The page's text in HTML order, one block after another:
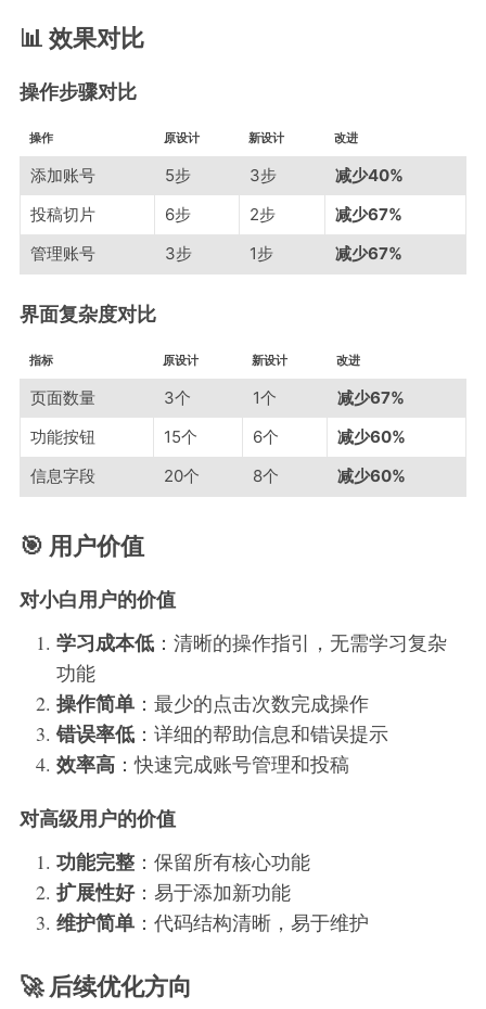
📊 效果对比
操作步骤对比
操作 原设计 新设计 改进
添加账号 5步 3步
减少40%
投稿切片
6步 2步
减少67%
管理账号
3步 1步 减少67%
界面复杂度对比
指标 原设计 新设计 改进
页面数量 3个 1个
减少67%
功能按钮
15个 6个
减少60%
信息字段
20个 8个 减少60%
🎯 用户价值
对小白用户的价值
学习成本低 ：清晰的操作指引，无需学习复杂
功能
操作简单 ：最少的点击次数完成操作
错误率低 ：详细的帮助信息和错误提示
效率高 ：快速完成账号管理和投稿
对高级用户的价值
功能完整 ：保留所有核心功能
扩展性好：易于添加新功能
维护简单 ：代码结构清晰，易于维护
🚀 后续优化方向